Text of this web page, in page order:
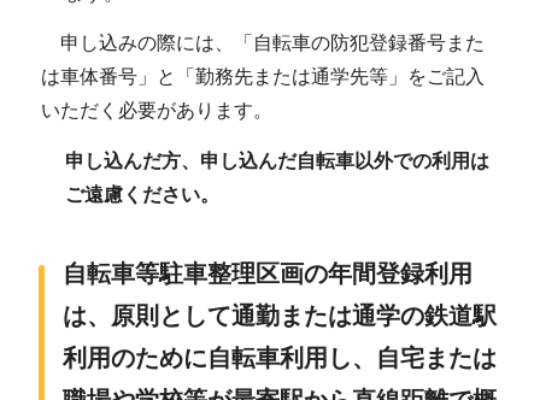
申し込みの際には、「自転車の防犯登録番号また
は車体番号」と「勤務先または通学先等」をご記入
いただく必要があります。
申し込んだ方、申し込んだ自転車以外での利用は
ご遠慮ください。
自転車等駐車整理区画の年間登録利用
は、原則として通勤または通学の鉄道駅
利用のために自転車利用し、自宅または